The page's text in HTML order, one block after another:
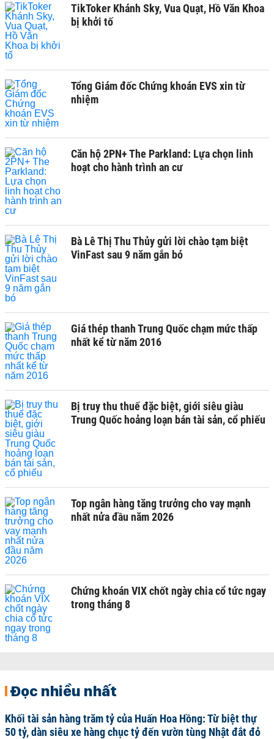
TikToker Khánh Sky, Vua Quạt, Hồ Văn Khoa
bị khởi tố
Tổng Giám đốc Chứng khoán EVS xin từ
nhiệm
Căn hộ 2PN+ The Parkland: Lựa chọn linh
hoạt cho hành trình an cư
Bà Lê Thị Thu Thủy gửi lời chào tạm biệt
VinFast sau 9 năm gắn bó
Giá thép thanh Trung Quốc chạm mức thấp
nhất kể từ năm 2016
Bị truy thu thuế đặc biệt, giới siêu giàu
Trung Quốc hoảng loạn bán tài sản, cổ phiếu
Top ngân hàng tăng trưởng cho vay mạnh
nhất nửa đầu năm 2026
Chứng khoán VIX chốt ngày chia cổ tức ngay
trong tháng 8
Đọc nhiều nhất
Khối tài sản hàng trăm tỷ của Huấn Hoa Hồng: Từ biệt thự
50 tỷ, dàn siêu xe hàng chục tỷ đến vườn tùng Nhật đắt đỏ